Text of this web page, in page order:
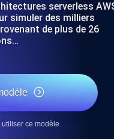
serverless
simuler des milliers
de plus de 26
utiliser ce modèle.